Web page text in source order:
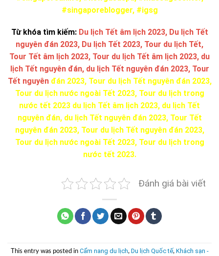
#singaporeblogger, #igsg
Từ khóa tìm kiếm: Du lịch Tết âm lịch 2023, Du lịch Tết
nguyên đán 2023, Du lịch Tết 2023, Tour du lịch Tết,
Tour Tết âm lịch 2023, Tour du lịch Tết âm lịch 2023, du
lịch Tết nguyên đán, du lịch Tết nguyên đán 2023, Tour
Tết nguyên đán 2023, Tour du lịch Tết nguyên đán 2023,
Tour du lịch nước ngoài Tết 2023, Tour du lịch trong
nước tết 2023 du lịch Tết âm lịch 2023, du lịch Tết
nguyên đán, du lịch Tết nguyên đán 2023, Tour Tết
nguyên đán 2023, Tour du lịch Tết nguyên đán 2023,
Tour du lịch nước ngoài Tết 2023, Tour du lịch trong
nước tết 2023.
Đánh giá bài viết
This entry was posted in Cẩm nang du lịch, Du lịch Quốc tế, Khách sạn -